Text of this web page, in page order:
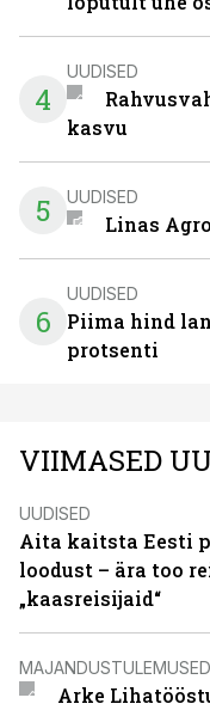
4
UUDISED
kasvu
5 UUDISED
Linas
6
UUDISED
Piima hind
protsenti
VIIMASED
UUDISED
Aita kaitsta Eesti
loodust – ära too
„kaasreisijaid“
MAJANDUSTULEMUSED
Arke